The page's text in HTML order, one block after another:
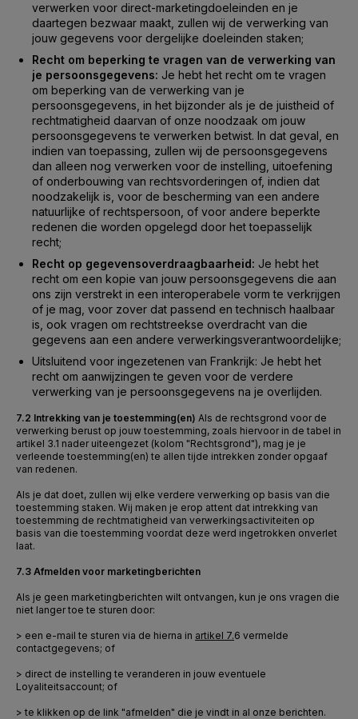
verwerken voor direct-marketingdoeleinden en je
daartegen bezwaar maakt, zullen wij de verwerking van
jouw gegevens voor dergelijke doeleinden staken;
Recht om beperking te vragen van de verwerking van
je persoonsgegevens: Je hebt het recht om te vragen
om beperking van de verwerking van je
persoonsgegevens, in het bijzonder als je de juistheid of
rechtmatigheid daarvan of onze noodzaak om jouw
persoonsgegevens te verwerken betwist. In dat geval, en
indien van toepassing, zullen wij de persoonsgegevens
dan alleen nog verwerken voor de instelling, uitoefening
of onderbouwing van rechtsvorderingen of, indien dat
noodzakelijk is, voor de bescherming van een andere
natuurlijke of rechtspersoon, of voor andere beperkte
redenen die worden opgelegd door het toepasselijk
recht;
Recht op gegevensoverdraagbaarheid: Je hebt het
recht om een kopie van jouw persoonsgegevens die aan
ons zijn verstrekt in een interoperabele vorm te verkrijgen
of je mag, voor zover dat passend en technisch haalbaar
is, ook vragen om rechtstreekse overdracht van die
gegevens aan een andere verwerkingsverantwoordelijke;
Uitsluitend voor ingezetenen van Frankrijk: Je hebt het
recht om aanwijzingen te geven voor de verdere
verwerking van je persoonsgegevens na je overlijden.
7.2 Intrekking van je toestemming(en) Als de rechtsgrond voor de
verwerking berust op jouw toestemming, zoals hiervoor in de tabel in
artikel 3.1 nader uiteengezet (kolom "Rechtsgrond"), mag je je
verleende toestemming(en) te allen tijde intrekken zonder opgaaf
van redenen.
Als je dat doet, zullen wij elke verdere verwerking op basis van die
toestemming staken. Wij maken je erop attent dat intrekking van
toestemming de rechtmatigheid van verwerkingsactiviteiten op
basis van die toestemming voordat deze werd ingetrokken onverlet
laat.
7.3 Afmelden voor marketingberichten
Als je geen marketingberichten wilt ontvangen, kun je ons vragen die
niet langer toe te sturen door:
> een e-mail te sturen via de hierna in artikel 7.6 vermelde
contactgegevens; of
> direct de instelling te veranderen in jouw eventuele
Loyaliteitsaccount; of
> te klikken op de link "afmelden" die je vindt in al onze berichten.